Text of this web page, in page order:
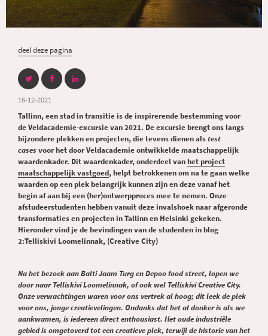
deel deze pagina
16-12-2021
Tallinn, een stad in transitie is de inspirerende bestemming voor
de Veldacademie-excursie van 2021. De excursie brengt ons langs
bijzondere plekken en projecten, die tevens dienen alstest
cases voor het door Veldacademie ontwikkelde maatschappelijk
waardenkader. Dit waardenkader, onderdeel vanhet project
maatschappelijk vastgoed, helpt betrokkenen om na te gaan welke
waarden op een plek belangrijk kunnen zijn en deze vanaf het
begin af aan bij een (her)ontwerpproces mee te nemen. Onze
afstudeerstudenten hebben vanuit deze invalshoek naar afgeronde
transformaties en projecten in Tallinn en Helsinki gekeken.
Hieronder vind je de bevindingen van de studenten in blog
2:Telliskivi Loomelinnak, (Creative City)
Na het bezoek aan Balti Jaam Turg en Depoo food street, lopen we
door naar Telliskivi Loomelinnak, of ook wel TelliskiviCreative City.
Onze verwachtingen waren voor ons vertrek al hoog; dit leek de plek
voor ons, jonge creatievelingen. Ondanks dat het al donker is als we
aankwamen, is iedereen direct enthousiast. Het oude industriële
gebied is omgetoverd tot een creatieve plek, terwijl de historie van het